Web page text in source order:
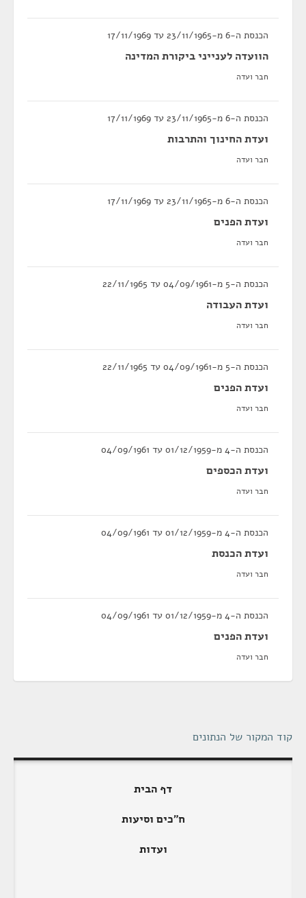
הכנסת ה-6 מ-23/11/1965 עד 17/11/1969
הוועדה לענייני ביקורת המדינה
חבר ועדה
הכנסת ה-6 מ-23/11/1965 עד 17/11/1969
ועדת החינוך והתרבות
חבר ועדה
הכנסת ה-6 מ-23/11/1965 עד 17/11/1969
ועדת הפנים
חבר ועדה
הכנסת ה-5 מ-04/09/1961 עד 22/11/1965
ועדת העבודה
חבר ועדה
הכנסת ה-5 מ-04/09/1961 עד 22/11/1965
ועדת הפנים
חבר ועדה
הכנסת ה-4 מ-01/12/1959 עד 04/09/1961
ועדת הכספים
חבר ועדה
הכנסת ה-4 מ-01/12/1959 עד 04/09/1961
ועדת הכנסת
חבר ועדה
הכנסת ה-4 מ-01/12/1959 עד 04/09/1961
ועדת הפנים
חבר ועדה
קוד המקור של הנתונים
דף הבית
ח"כים וסיעות
ועדות